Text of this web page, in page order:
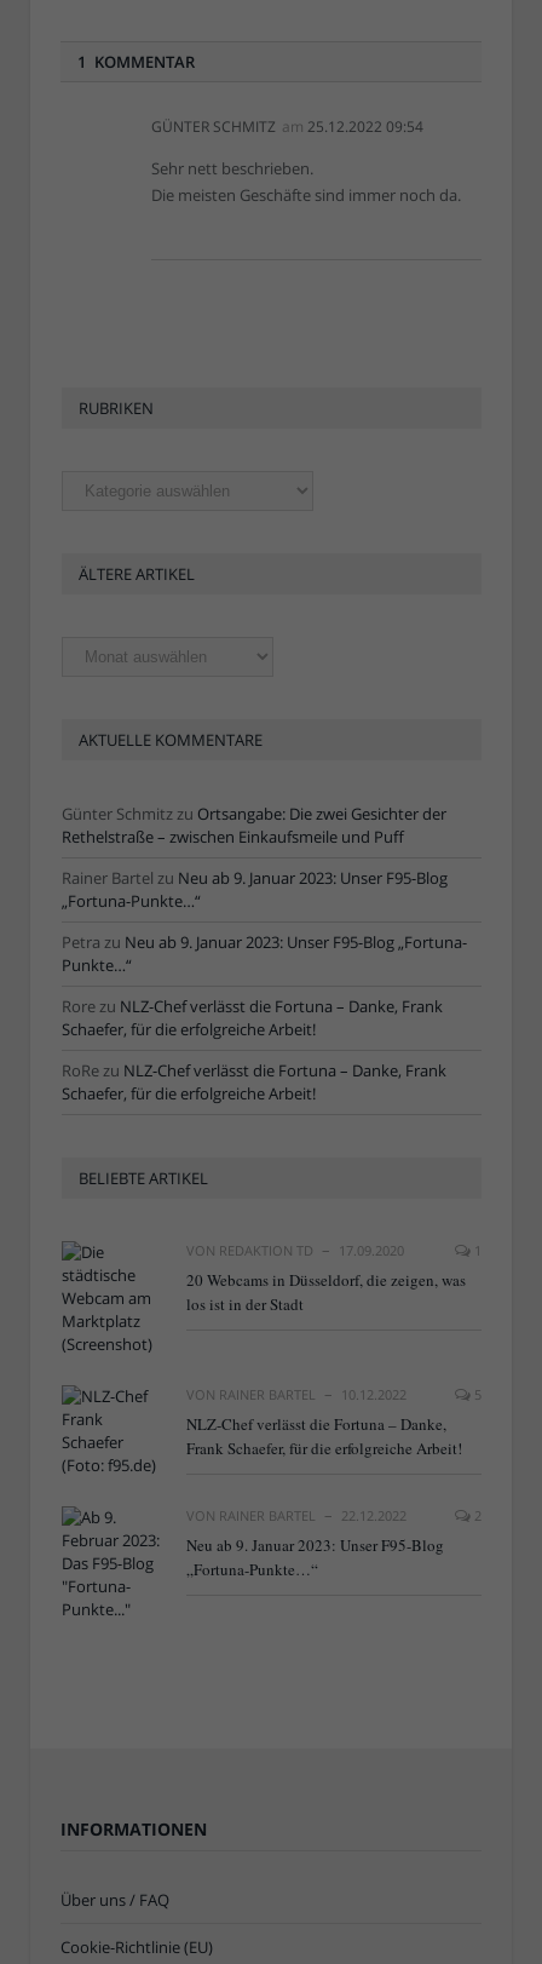
1 KOMMENTAR
GÜNTER SCHMITZ am 25.12.2022 09:54
Sehr nett beschrieben.
Die meisten Geschäfte sind immer noch da.
RUBRIKEN
Rubriken
ÄLTERE ARTIKEL
Ältere
Artikel
AKTUELLE KOMMENTARE
Günter Schmitzzu Ortsangabe: Die zwei Gesichter der
Rethelstraße – zwischen Einkaufsmeile und Puff
Rainer Bartel zu Neu ab 9. Januar 2023: Unser F95-Blog
„Fortuna-Punkte…“
Petra zu Neu ab 9. Januar 2023: Unser F95-Blog „Fortuna-
Punkte…“
Rorezu NLZ-Chef verlässt die Fortuna – Danke, Frank
Schaefer, für die erfolgreiche Arbeit!
RoRezu NLZ-Chef verlässt die Fortuna – Danke, Frank
Schaefer, für die erfolgreiche Arbeit!
BELIEBTE ARTIKEL
VON REDAKTION TD 17.09.2020 1
20 Webcams in Düsseldorf, die zeigen, was
los ist in der Stadt
VON RAINER BARTEL 10.12.2022 5
NLZ-Chef verlässt die Fortuna – Danke,
Frank Schaefer, für die erfolgreiche Arbeit!
VON RAINER BARTEL 22.12.2022 2
Neu ab 9. Januar 2023: Unser F95-Blog
„Fortuna-Punkte…“
INFORMATIONEN
Über uns / FAQ
Cookie-Richtlinie (EU)